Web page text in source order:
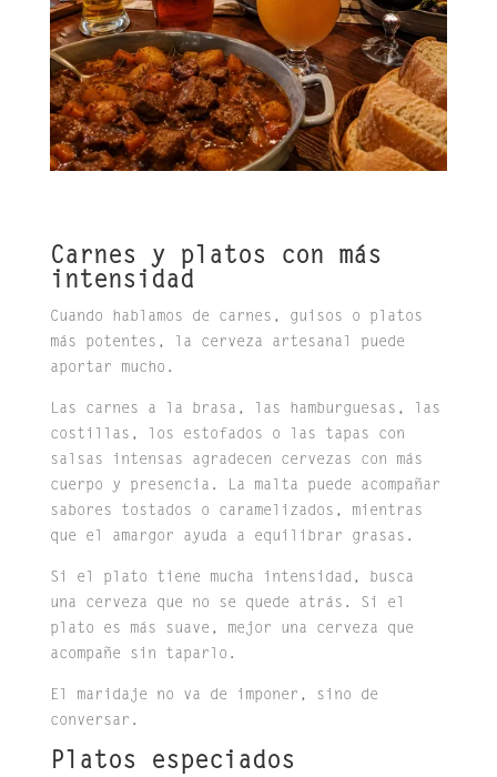
Carnes y platos con más
intensidad
Cuando hablamos de carnes, guisos o platos
más potentes, la cerveza artesanal puede
aportar mucho.
Las carnes a la brasa, las hamburguesas, las
costillas, los estofados o las tapas con
salsas intensas agradecen cervezas con más
cuerpo y presencia. La malta puede acompañar
sabores tostados o caramelizados, mientras
que el amargor ayuda a equilibrar grasas.
Si el plato tiene mucha intensidad, busca
una cerveza que no se quede atrás. Si el
plato es más suave, mejor una cerveza que
acompañe sin taparlo.
El maridaje no va de imponer, sino de
conversar.
Platos especiados